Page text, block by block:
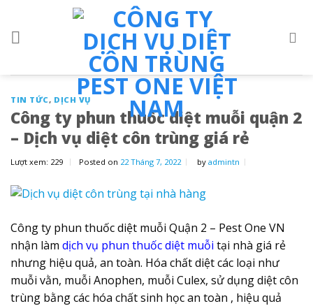
content
TIN TỨC, DỊCH VỤ
Công ty phun thuốc diệt muỗi quận 2
– Dịch vụ diệt côn trùng giá rẻ
Lượt xem: 229 Posted on 22 Tháng 7, 2022 by admintn
Công ty phun thuốc diệt muỗi Quận 2 – Pest One VN
nhận làm dịch vụ phun thuốc diệt muỗi tại nhà giá rẻ
nhưng hiệu quả, an toàn. Hóa chất diệt các loại như
muỗi vằn, muỗi Anophen, muỗi Culex, sử dụng diệt côn
trùng bằng các hóa chất sinh học an toàn , hiệu quả